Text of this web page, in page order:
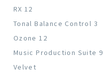
RX 12
Tonal Balance Control 3
Ozone 12
Music Production Suite 9
Velvet